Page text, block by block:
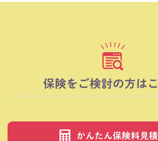
保険をご検討の方は
かんたん保険料見積